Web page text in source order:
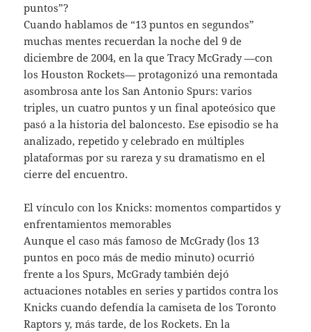
puntos”?
Cuando hablamos de “13 puntos en segundos”
muchas mentes recuerdan la noche del 9 de
diciembre de 2004, en la que Tracy McGrady —con
los Houston Rockets— protagonizó una remontada
asombrosa ante los San Antonio Spurs: varios
triples, un cuatro puntos y un final apoteósico que
pasó a la historia del baloncesto. Ese episodio se ha
analizado, repetido y celebrado en múltiples
plataformas por su rareza y su dramatismo en el
cierre del encuentro.
El vínculo con los Knicks: momentos compartidos y
enfrentamientos memorables
Aunque el caso más famoso de McGrady (los 13
puntos en poco más de medio minuto) ocurrió
frente a los Spurs, McGrady también dejó
actuaciones notables en series y partidos contra los
Knicks cuando defendía la camiseta de los Toronto
Raptors y, más tarde, de los Rockets. En la